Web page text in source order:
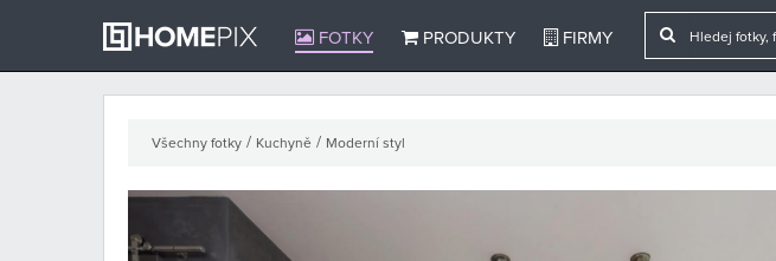
FOTKY PRODUKTY FIRMY
Všechny fotky / Kuchyně / Moderní styl